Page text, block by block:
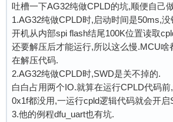
吐槽一下AG32纯做CPLD的坑,顺便自己
1.AG32纯做CPLD时,启动时间是50ms,没
开机从内部spi flash结尾100K位置读取
还要解压后才能运行,所以这么慢.MCU啥
在解压代码.
2.AG32纯做CPLD时,SWD是关不掉的.
白白占用两个IO.就算在运行CPLD代码
0x1f都没用,一运行cpld逻辑代码就会开启
3.他的例程dfu_uart也有坑.